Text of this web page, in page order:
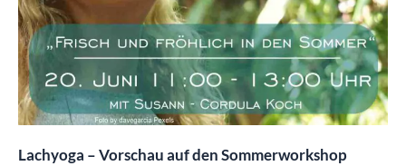
Lachyoga – Vorschau auf den Sommerworkshop